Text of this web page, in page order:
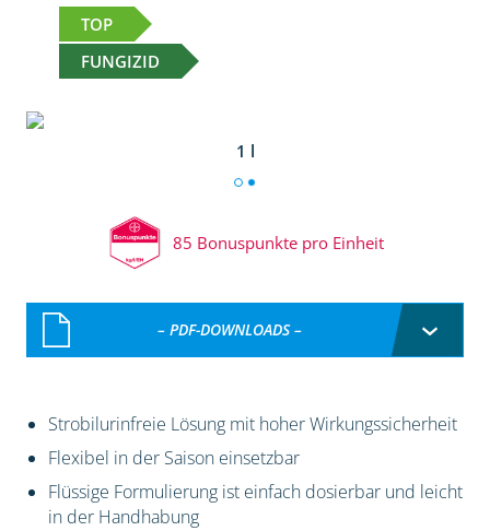
TOP
FUNGIZID
1 l
85 Bonuspunkte pro Einheit
– PDF-DOWNLOADS –
Strobilurinfreie Lösung mit hoher Wirkungssicherheit
Flexibel in der Saison einsetzbar
Flüssige Formulierung ist einfach dosierbar und leicht
in der Handhabung